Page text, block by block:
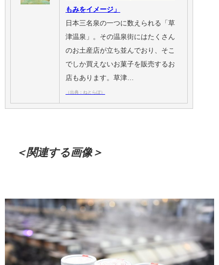
もみをイメージ」
日本三名泉の一つに数えられる「草
津温泉」。その温泉街にはたくさん
のお土産店が立ち並んでおり、そこ
でしか買えないお菓子を販売するお
店もあります。草津…
（出典：ねとらぼ）
＜関連する画像＞